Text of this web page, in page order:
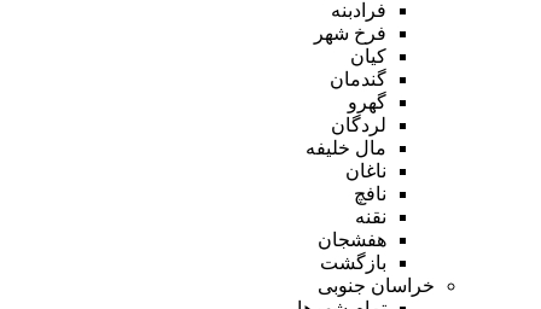
فرادبنه
فرخ شهر
کیان
گندمان
گهرو
لردگان
مال خلیفه
ناغان
نافچ
نقنه
هفشجان
بازگشت
خراسان جنوبی